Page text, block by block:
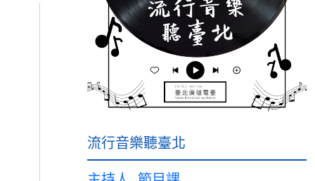
流行音樂聽臺北